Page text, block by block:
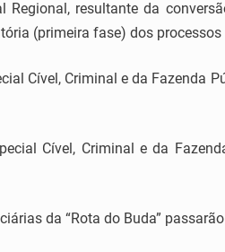
Regional, resultante da
(primeira fase) dos
Cível, Criminal e da Fazenda
Cível, Criminal e da
da “Rota do Buda”